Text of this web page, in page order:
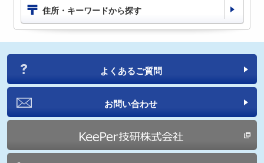
住所・キーワードから探す
よくあるご質問
お問い合わせ